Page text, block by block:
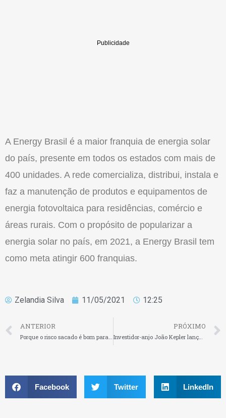
A Energy Brasil é a maior franquia de energia solar
do país, presente em todos os estados com mais de
400 unidades. A rede comercializa, distribui, instala e
faz a manutenção de produtos e equipamentos de
energia fotovoltaica para residências, comércio e
áreas rurais. Com o propósito de popularizar a
energia solar no país, em 2021, a Energy Brasil tem
como meta atingir 600 franquias.
Zelandia Silva 11/05/2021 12:25
ANTERIOR
Porque o risco sacado é bom para as PMEs
PRÓXIMO
Investidor-anjo João Kepler lança o livro “O Poder do Equity”
Facebook Twitter LinkedIn